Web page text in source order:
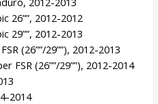
26””, 2012-2012
29””, 2012-2013
(26””/29””), 2012-2013
FSR (26””/29””), 2012-2014
2014